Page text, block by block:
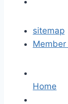
sitemap
Member
Home